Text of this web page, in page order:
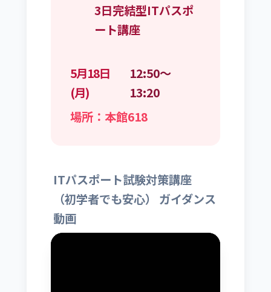
3日完結型ITパスポ
ート講座
5月18日
(月)
12:50〜
13:20
場所：本館618
ITパスポート試験対策講座
（初学者でも安心） ガイダンス
動画